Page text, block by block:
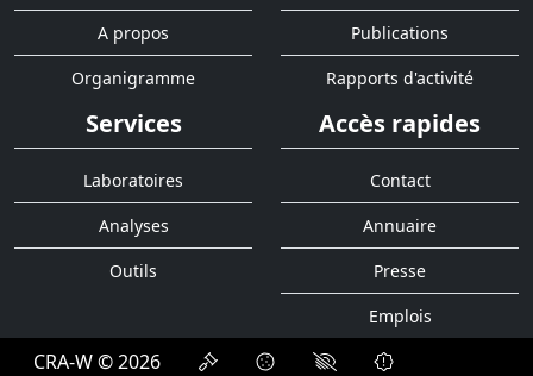
A propos
Organigramme
Publications
Rapports d'activité
Services
Laboratoires
Analyses
Outils
Accès rapides
Contact
Annuaire
Presse
Emplois
CRA-W © 2026